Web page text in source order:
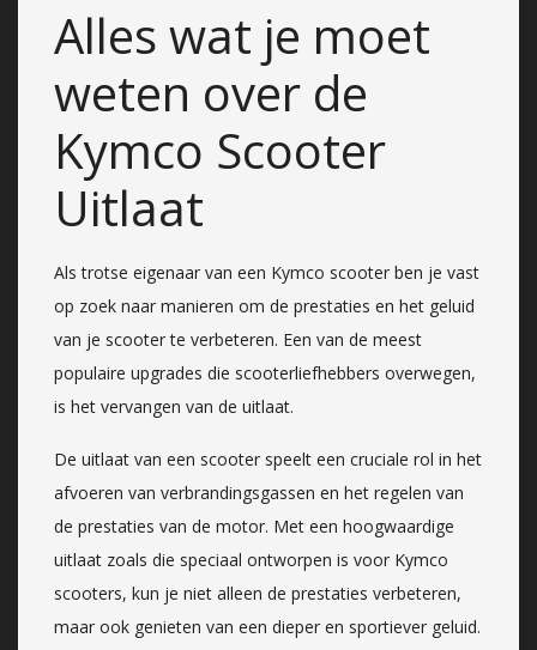
Alles wat je moet
weten over de
Kymco Scooter
Uitlaat
Als trotse eigenaar van een Kymco scooter ben je vast
op zoek naar manieren om de prestaties en het geluid
van je scooter te verbeteren. Een van de meest
populaire upgrades die scooterliefhebbers overwegen,
is het vervangen van de uitlaat.
De uitlaat van een scooter speelt een cruciale rol in het
afvoeren van verbrandingsgassen en het regelen van
de prestaties van de motor. Met een hoogwaardige
uitlaat zoals die speciaal ontworpen is voor Kymco
scooters, kun je niet alleen de prestaties verbeteren,
maar ook genieten van een dieper en sportiever geluid.